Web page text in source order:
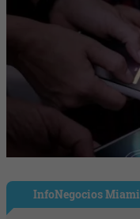
InfoNegocios Miami